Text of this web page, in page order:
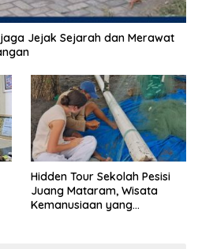
Jejak Sejarah dan Merawat
Hidden Tour Sekolah Pesisi
Juang Mataram, Wisata
Kemanusiaan yang